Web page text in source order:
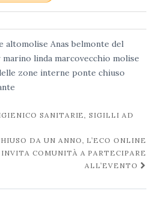
altomolise Anas belmonte del
marino linda marcovecchio molise
zone interne ponte chiuso
SANITARIE, SIGILLI AD
DA UN ANNO, L’ECO ONLINE
COMUNITÀ A PARTECIPARE
ALL’EVENTO